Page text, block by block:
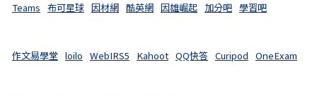
Teams 布可星球 因材網 酷英網 因雄崛起 加分吧 學習吧
作文易學堂 loilo WebIRS5 Kahoot QQ快答 Curipod OneExam